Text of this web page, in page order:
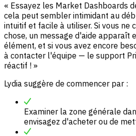
« Essayez les Market Dashboards
cela peut sembler intimidant au
intuitif et facile à utiliser. Si vous ne
chose, un message d'aide apparaît
élément, et si vous avez encore
à contacter l'équipe — le support
réactif ! »
Lydia suggère de commencer par :
Examiner la zone générale
envisagez d'acheter ou de